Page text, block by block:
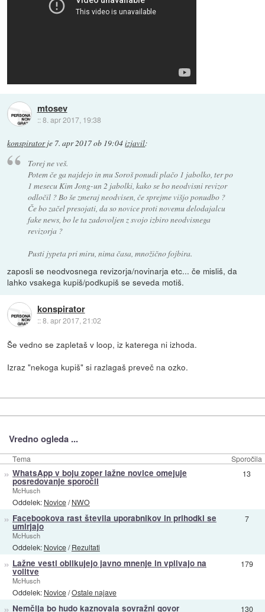
mtosev
::8. apr 2017, 19:38
konspiratorje 7. apr 2017 ob 19:04izjavil:
Torej ne veš.
Potem če ga najdejo in mu Soroš ponudi plačo 1 jabolko, ter po
1 mesecu Kim Jong-un 2 jabolki, kako se bo neodvisni revizor
odločil ? Bo še zmeraj neodvisen, če sprejme višjo ponudbo ?
Če bo začel presojati, da so novice proti novemu delodajalcu
fake news, bo le ta zadovoljen z svojo izbiro neodvisnega
revizorja ?
Pusti jypeta pri miru, nima časa, množično fojbira.
zaposli se neodvosnega revizorja/novinarja etc... če misliš, da
lahko vsakega kupiš/podkupiš se seveda motiš.
konspirator
::8. apr 2017, 21:02
Še vedno se zapletaš v loop, iz katerega ni izhoda.
Izraz "nekoga kupiš" si razlagaš preveč na ozko.
Vredno ogleda ...
Tema Sporočila
» WhatsApp v boju zoper lažne novice omejuje
posredovanje sporočil
McHusch
Oddelek: Novice/NWO
13
» Facebookova rast števila uporabnikov in prihodki se
umirjajo
McHusch
Oddelek: Novice/Rezultati
7
» Lažne vesti oblikujejo javno mnenje in vplivajo na
volitve
McHusch
Oddelek: Novice/Ostale najave
179
» Nemčija bo hudo kaznovala sovražni govor 130